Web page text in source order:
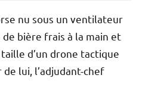
nu sous un ventilateur
bière frais à la main et
d’un drone tactique
lui, l’adjudant-chef